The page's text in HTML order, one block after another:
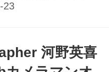
ん､週替わりの撮影小
合わせてフレームをキ
しよう。
河野英喜